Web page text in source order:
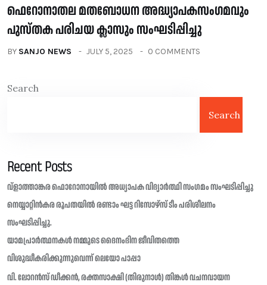
ഫെറോനാതല മതബോധന അദ്ധ്യാപകസംഗമവും
പുസ്തക പരിചയ ക്ലാസും സംഘടിപ്പിച്ചു
BY SANJO NEWS JULY 5, 2025 0 COMMENTS
Search
Search
Recent Posts
വ്ളാത്താങ്കര ഫൊറോനായിൽ അധ്യാപക വിദ്യാർത്ഥി സംഗമം സംഘടിപ്പിച്ചു
നെയ്യാറ്റിൻകര രൂപതയിൽ രണ്ടാം ഘട്ട റിസോഴ്സ് ടീം പരിശീലനം
സംഘടിപ്പിച്ചു.
യാമപ്രാർത്ഥനകൾ നമ്മുടെ ദൈനംദിന ജീവിതത്തെ
വിശുദ്ധീകരിക്കുന്നുവെന്ന് ലെയോ പാപ്പാ
വി. ലോറൻസ് ഡീക്കൻ, രക്തസാക്ഷി (തിരുനാൾ) തിങ്കൾ വചനവായന